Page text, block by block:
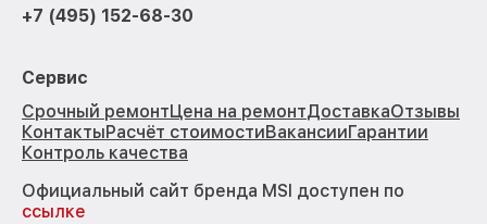
+7 (495) 152-68-30
Сервис
Срочный ремонтЦена на ремонтДоставкаОтзывы
КонтактыРасчёт стоимостиВакансииГарантии
Контроль качества
Официальный сайт бренда MSI доступен по
ссылке